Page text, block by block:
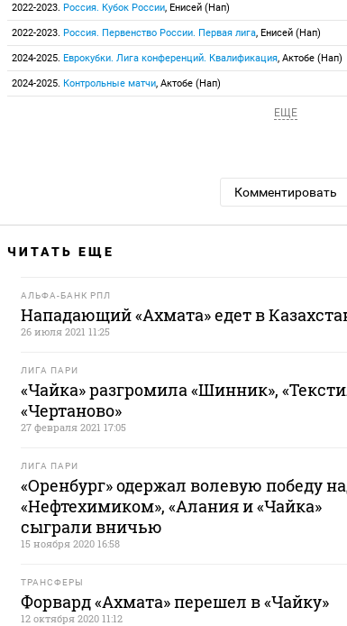
2022-2023. Россия. Кубок России, Енисей (Нап)
2022-2023. Россия. Первенство России. Первая лига, Енисей (Нап)
2024-2025. Еврокубки. Лига конференций. Квалификация, Актобе (Нап)
2024-2025. Контрольные матчи, Актобе (Нап)
ЕЩЕ
Комментировать
ЧИТАТЬ ЕЩЕ
АЛЬФА-БАНК РПЛ
Нападающий «Ахмата» едет в
26 июля 2021 11:25
ЛИГА ПАРИ
«Чайка» разгромила «Шинник»,
«Чертаново»
27 февраля 2021 17:05
ЛИГА ПАРИ
«Оренбург» одержал волевую победу
«Нефтехимиком», «Алания и «Чайка»
сыграли вничью
15 ноября 2020 16:58
ТРАНСФЕРЫ
Форвард «Ахмата» перешел в «Чайку»
12 октября 2020 11:12